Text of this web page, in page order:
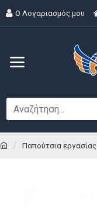
Ο Λογαριασμός μου
Παπούτσια εργασίας